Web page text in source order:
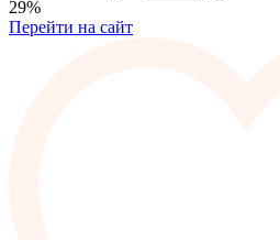
29%
Перейти на сайт